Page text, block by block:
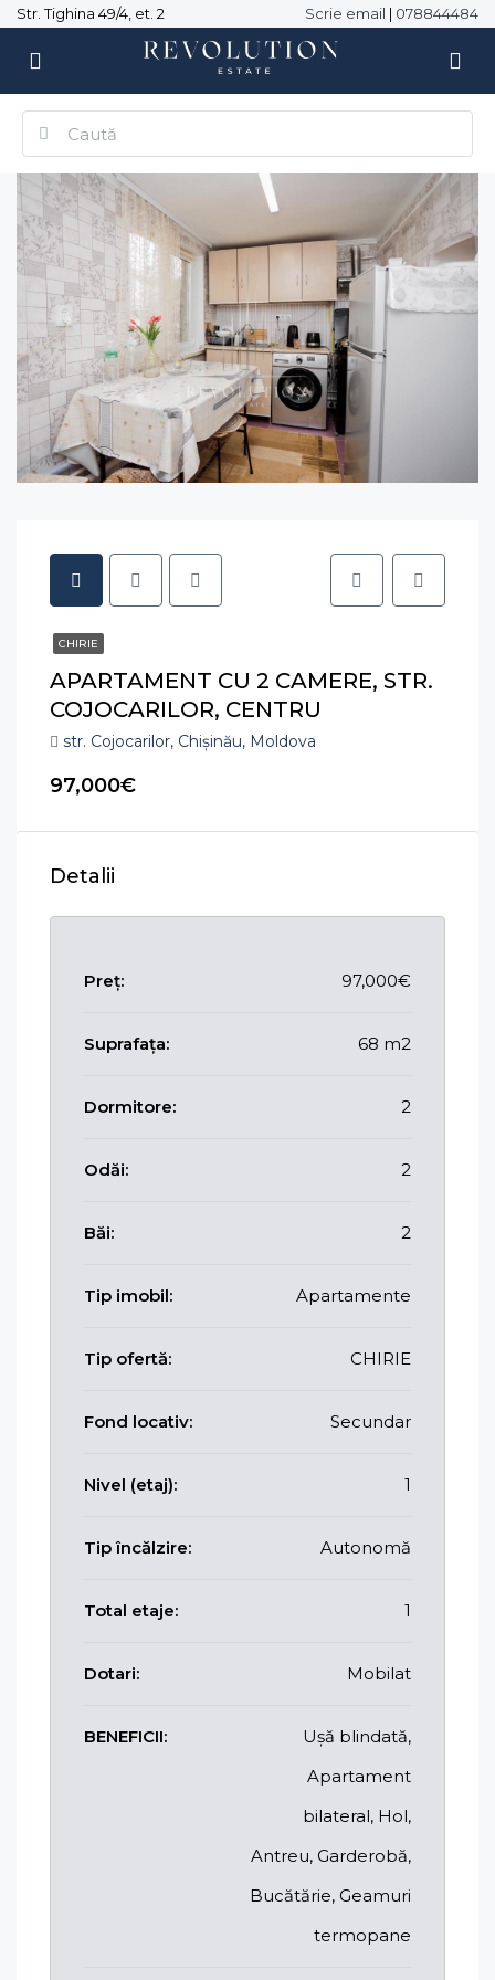
Str. Tighina 49/4, et. 2 Scrie email | 078844484
CHIRIE
APARTAMENT CU 2 CAMERE, STR.
COJOCARILOR, CENTRU
str. Cojocarilor, Chișinău, Moldova
97,000€
Detalii
Preț: 97,000€
Suprafața: 68 m2
Dormitore: 2
Odăi: 2
Băi: 2
Tip imobil: Apartamente
Tip ofertă: CHIRIE
Fond locativ: Secundar
Nivel (etaj): 1
Tip încălzire: Autonomă
Total etaje: 1
Dotari: Mobilat
BENEFICII:
Ușă blindată,
Apartament
bilateral, Hol,
Antreu, Garderobă,
Bucătărie, Geamuri
termopane